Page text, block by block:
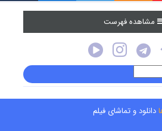
مشاهده فهرست
دانلود و تماشای فیلم